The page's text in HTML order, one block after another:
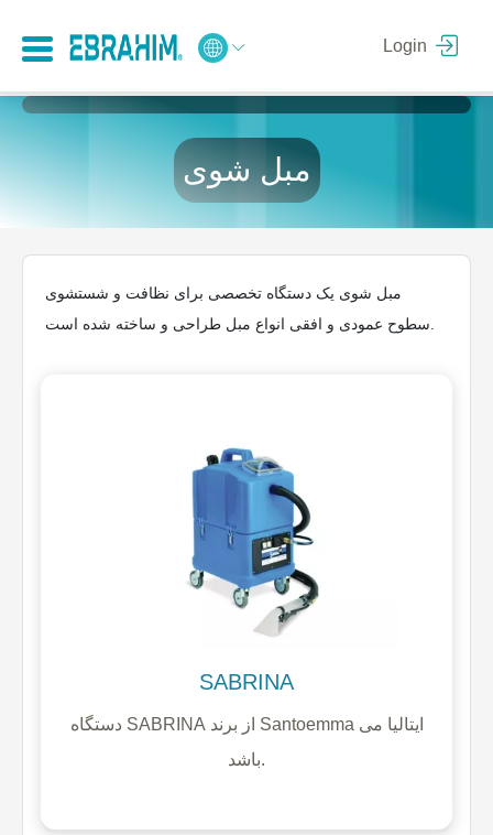
Login
مبل شوی
مبل شوی یک دستگاه تخصصی برای نظافت و شستشوی
SABRINA
دستگاه SABRINA از برند Santoemma ایتالیا می
باشد.